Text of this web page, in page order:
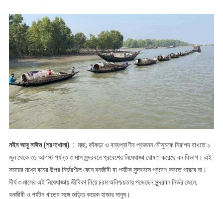
ও
পর্যটনসংশ্লিষ্ট
কয়েক
হাজার
পরিবার
অনিশ্চয়তায়
নইন আবু নাঈম (শরণখোলা) : মাছ, কাঁকড়া ও বন্যপ্রাণীর প্রজনন মৌসুমকে নিরাপদ রাখতে ১
জুন থেকে ৩১ আগস্ট পর্যন্ত ৩ মাস সুন্দরবনে প্রবেশের নিষেধাজ্ঞা ঘোষণা করেছে বন বিভাগ। এই
সময়ের মধ্যে বনের উপর নির্ভরশীল কোন বনজীবী বা পর্যটক সুন্দরবনে প্রবেশ করতে পারবে না।
দীর্ঘ ৩ মাসের এই নিষেধাজ্ঞায় জীবিকা নিয়ে চরম অনিশ্চয়তায় পড়েছেন সুন্দরবন নির্ভর জেলে,
বনজীবী ও পর্যটন খাতের সঙ্গে জড়িত কয়েক হাজার মানুষ।